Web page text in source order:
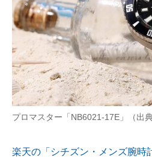
進化するPCとデバイスの未来
好きが集まる 比べて選べる
ビジネスと働き方のヒント
AI活用のいまが分かる
企業ITのトレンドを詳説
プロマスター「NB6021-17E」（出典
楽天の「シチズン・メンズ腕時